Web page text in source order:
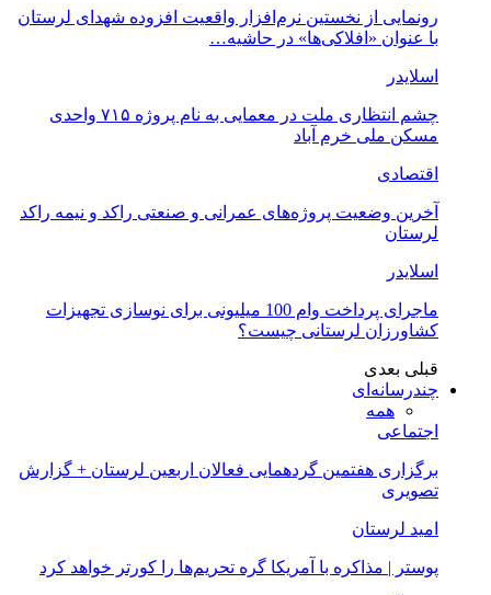
رونمایی از نخستین نرم‌افزار واقعیت افزوده شهدای لرستان
با عنوان «افلاکی‌ها» در حاشیه…
اسلایدر
چشم انتظاری ملت در معمایی به نام پروژه ۷۱۵ واحدی
مسکن ملی خرم آباد
اقتصادی
آخرین وضعیت پروژه‌های عمرانی و صنعتی راکد و نیمه راکد
لرستان
اسلایدر
ماجرای پرداخت وام 100 میلیونی برای نوسازی تجهیزات
کشاورزان لرستانی چیست؟
قبلی بعدی
چندرسانه‌ای
همه
اجتماعی
برگزاری هفتمین گردهمایی فعالان اربعین لرستان + گزارش
تصویری
امید لرستان
پوستر | مذاکره با آمریکا گره تحریم‌ها را کورتر خواهد کرد